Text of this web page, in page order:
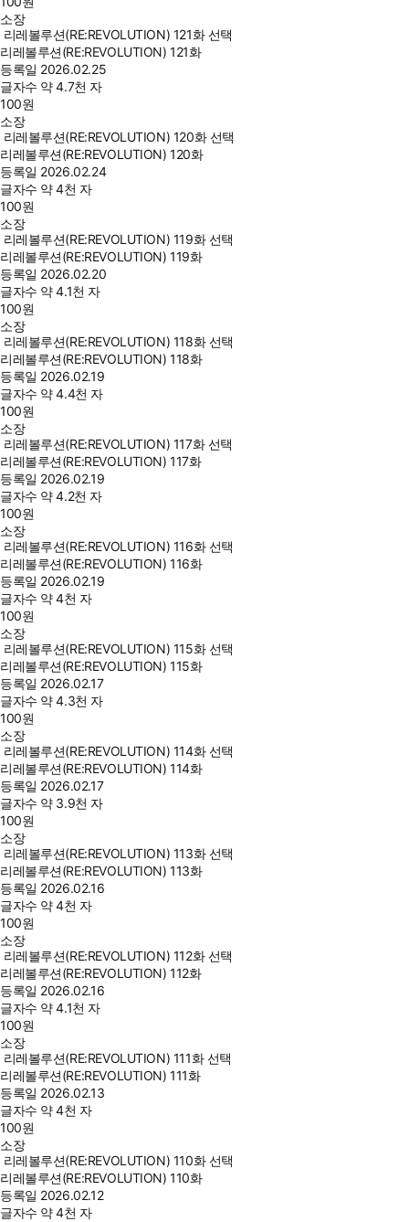
소장
리레볼루션(RE:REVOLUTION) 121화 선택
리레볼루션(RE:REVOLUTION) 121화
등록일 2026.02.25
글자수 약 4.7천 자
100원
소장
리레볼루션(RE:REVOLUTION) 120화 선택
리레볼루션(RE:REVOLUTION) 120화
등록일 2026.02.24
글자수 약 4천 자
100원
소장
리레볼루션(RE:REVOLUTION) 119화 선택
리레볼루션(RE:REVOLUTION) 119화
등록일 2026.02.20
글자수 약 4.1천 자
100원
소장
리레볼루션(RE:REVOLUTION) 118화 선택
리레볼루션(RE:REVOLUTION) 118화
등록일 2026.02.19
글자수 약 4.4천 자
100원
소장
리레볼루션(RE:REVOLUTION) 117화 선택
리레볼루션(RE:REVOLUTION) 117화
등록일 2026.02.19
글자수 약 4.2천 자
100원
소장
리레볼루션(RE:REVOLUTION) 116화 선택
리레볼루션(RE:REVOLUTION) 116화
등록일 2026.02.19
글자수 약 4천 자
100원
소장
리레볼루션(RE:REVOLUTION) 115화 선택
리레볼루션(RE:REVOLUTION) 115화
등록일 2026.02.17
글자수 약 4.3천 자
100원
소장
리레볼루션(RE:REVOLUTION) 114화 선택
리레볼루션(RE:REVOLUTION) 114화
등록일 2026.02.17
글자수 약 3.9천 자
100원
소장
리레볼루션(RE:REVOLUTION) 113화 선택
리레볼루션(RE:REVOLUTION) 113화
등록일 2026.02.16
글자수 약 4천 자
100원
소장
리레볼루션(RE:REVOLUTION) 112화 선택
리레볼루션(RE:REVOLUTION) 112화
등록일 2026.02.16
글자수 약 4.1천 자
100원
소장
리레볼루션(RE:REVOLUTION) 111화 선택
리레볼루션(RE:REVOLUTION) 111화
등록일 2026.02.13
글자수 약 4천 자
100원
소장
리레볼루션(RE:REVOLUTION) 110화 선택
리레볼루션(RE:REVOLUTION) 110화
등록일 2026.02.12
글자수 약 4천 자